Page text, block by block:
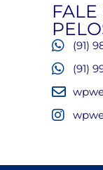
FALE
(91)
(91)